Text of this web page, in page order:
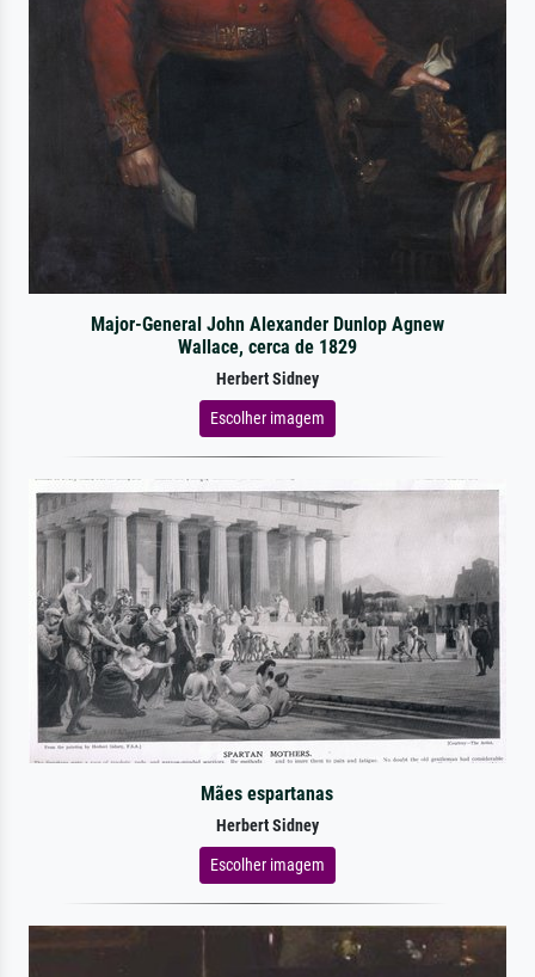
Major-General John Alexander Dunlop Agnew
Wallace, cerca de 1829
Herbert Sidney
Escolher imagem
Mães espartanas
Herbert Sidney
Escolher imagem